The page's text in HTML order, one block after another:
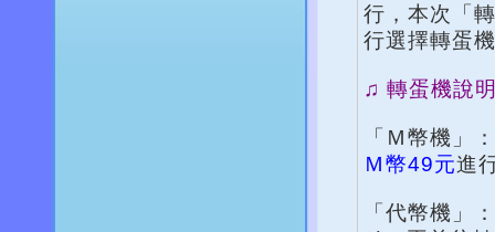
行，本次「
行選擇轉蛋
♫ 轉蛋機說
「Ｍ幣機」
Ｍ幣49元進
「代幣機」